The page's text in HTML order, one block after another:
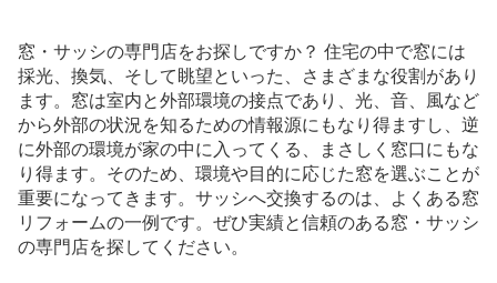
窓・サッシの専門店をお探しですか？ 住宅の中で窓には
採光、換気、そして眺望といった、さまざまな役割があり
ます。窓は室内と外部環境の接点であり、光、音、風など
から外部の状況を知るための情報源にもなり得ますし、逆
に外部の環境が家の中に入ってくる、まさしく窓口にもな
り得ます。そのため、環境や目的に応じた窓を選ぶことが
重要になってきます。サッシへ交換するのは、よくある窓
リフォームの一例です。ぜひ実績と信頼のある窓・サッシ
の専門店を探してください。